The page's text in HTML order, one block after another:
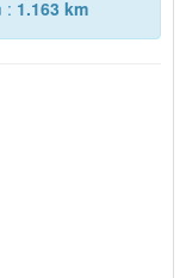
: 1.163 km